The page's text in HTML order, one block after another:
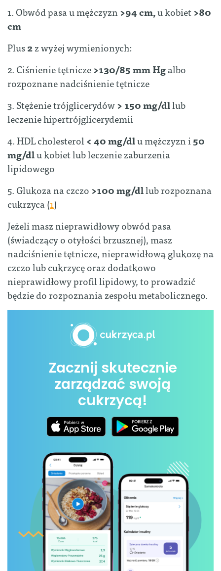
1. Obwód pasa u mężczyzn>94 cm,u kobiet>80
cm
Plus2z wyżej wymienionych:
2. Ciśnienie tętnicze>130/85mm Hgalbo
rozpoznane nadciśnienie tętnicze
3. Stężenie trójglicerydów> 150 mg/dllub
leczenie hipertrójglicerydemii
4. HDL cholesterol< 40 mg/dlu mężczyzn i50
mg/dlu kobiet lub leczenie zaburzenia
lipidowego
5. Glukoza na czczo>100 mg/dllub rozpoznana
cukrzyca (1)
Jeżeli masz nieprawidłowy obwód pasa
(świadczący o otyłości brzusznej), masz
nadciśnienie tętnicze, nieprawidłową glukozę na
czczo lub cukrzycę oraz dodatkowo
nieprawidłowy profil lipidowy, to prowadzić
będzie do rozpoznania zespołu metabolicznego.
Zacznij skutecznie
zarządzać swoją
cukrzycą!